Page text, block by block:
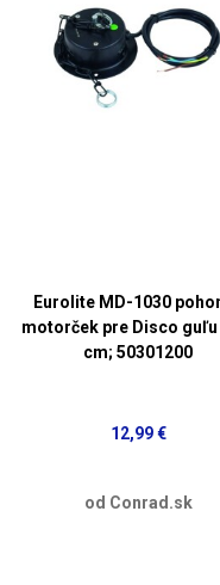
Eurolite MD-1030
motorček pre Disco guľu
cm; 50301200
12,99 €
od Conrad.sk